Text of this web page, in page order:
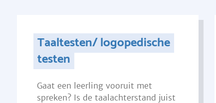
Taaltesten/ logopedische
testen
Gaat een leerling vooruit met
spreken? Is de taalachterstand juist